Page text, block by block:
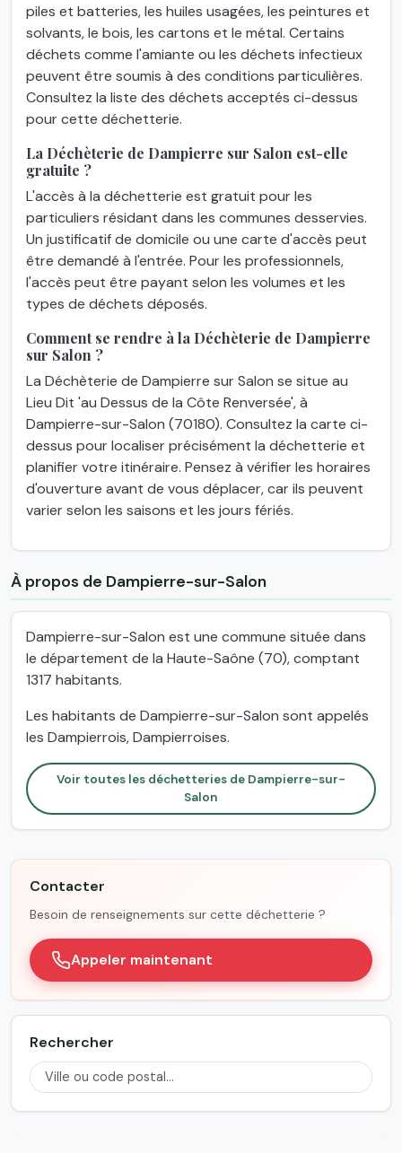
piles et batteries, les huiles usagées, les peintures et
solvants, le bois, les cartons et le métal. Certains
déchets comme l'amiante ou les déchets infectieux
peuvent être soumis à des conditions particulières.
Consultez la liste des déchets acceptés ci-dessus
pour cette déchetterie.
La Déchèterie de Dampierre sur Salon est-elle
gratuite ?
L'accès à la déchetterie est gratuit pour les
particuliers résidant dans les communes desservies.
Un justificatif de domicile ou une carte d'accès peut
être demandé à l'entrée. Pour les professionnels,
l'accès peut être payant selon les volumes et les
types de déchets déposés.
Comment se rendre à la Déchèterie de Dampierre
sur Salon ?
La Déchèterie de Dampierre sur Salon se situe au
Lieu Dit 'au Dessus de la Côte Renversée', à
Dampierre-sur-Salon (70180). Consultez la carte ci-
dessus pour localiser précisément la déchetterie et
planifier votre itinéraire. Pensez à vérifier les horaires
d'ouverture avant de vous déplacer, car ils peuvent
varier selon les saisons et les jours fériés.
À propos de Dampierre-sur-Salon
Dampierre-sur-Salon est une commune située dans
le département de la Haute-Saône (70), comptant
1317 habitants.
Les habitants de Dampierre-sur-Salon sont appelés
les Dampierrois, Dampierroises.
Voir toutes les déchetteries de Dampierre-sur-
Salon
Contacter
Besoin de renseignements sur cette déchetterie ?
Appeler maintenant
Rechercher